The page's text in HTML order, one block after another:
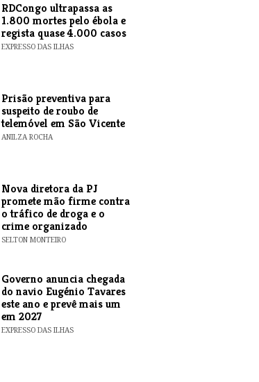
RDCongo ultrapassa as
1.800 mortes pelo ébola e
regista quase 4.000 casos
EXPRESSO DAS ILHAS
Prisão preventiva para
suspeito de roubo de
telemóvel em São Vicente
ANILZA ROCHA
Nova diretora da PJ
promete mão firme contra
o tráfico de droga e o
crime organizado
SELTON MONTEIRO
Governo anuncia chegada
do navio Eugénio Tavares
este ano e prevê mais um
em 2027
EXPRESSO DAS ILHAS